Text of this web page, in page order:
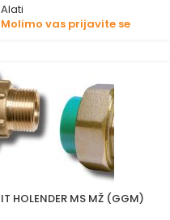
Alati
Molimo vas prijavite se
IT HOLENDER MS MŽ (GGM)